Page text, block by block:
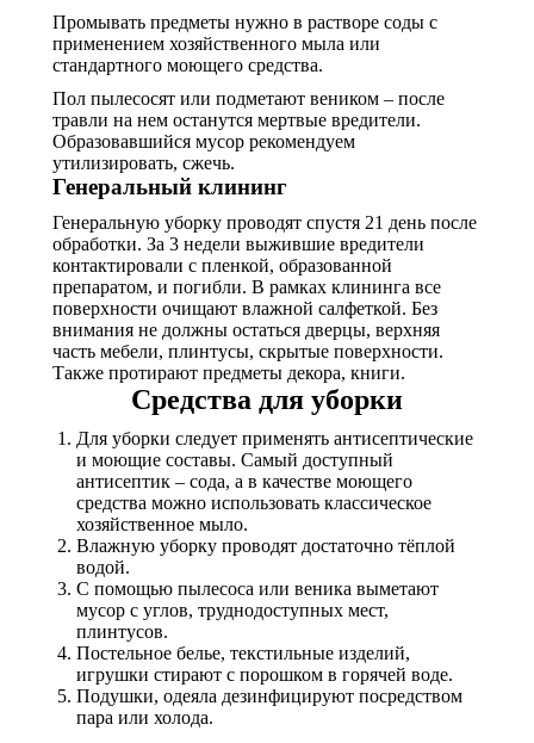
Промывать предметы нужно в растворе соды с
применением хозяйственного мыла или
стандартного моющего средства.
Пол пылесосят или подметают веником – после
травли на нем останутся мертвые вредители.
Образовавшийся мусор рекомендуем
утилизировать, сжечь.
Генеральный клининг
Генеральную уборку проводят спустя 21 день после
обработки. За 3 недели выжившие вредители
контактировали с пленкой, образованной
препаратом, и погибли. В рамках клининга все
поверхности очищают влажной салфеткой. Без
внимания не должны остаться дверцы, верхняя
часть мебели, плинтусы, скрытые поверхности.
Также протирают предметы декора, книги.
Средства для уборки
Для уборки следует применять антисептические
и моющие составы. Самый доступный
антисептик – сода, а в качестве моющего
средства можно использовать классическое
хозяйственное мыло.
Влажную уборку проводят достаточно тёплой
водой.
С помощью пылесоса или веника выметают
мусор с углов, труднодоступных мест,
плинтусов.
Постельное белье, текстильные изделий,
игрушки стирают с порошком в горячей воде.
Подушки, одеяла дезинфицируют посредством
пара или холода.